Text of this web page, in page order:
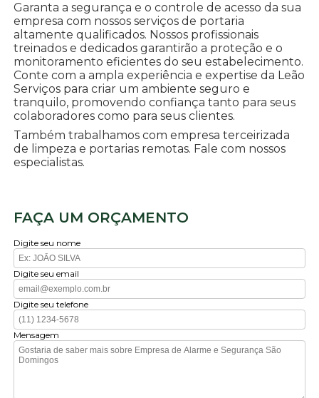
Garanta a segurança e o controle de acesso da sua
empresa com nossos serviços de portaria
altamente qualificados. Nossos profissionais
treinados e dedicados garantirão a proteção e o
monitoramento eficientes do seu estabelecimento.
Conte com a ampla experiência e expertise da Leão
Serviços para criar um ambiente seguro e
tranquilo, promovendo confiança tanto para seus
colaboradores como para seus clientes.
Também trabalhamos com empresa terceirizada
de limpeza e portarias remotas. Fale com nossos
especialistas.
FAÇA UM ORÇAMENTO
Digite seu nome
Digite seu email
Digite seu telefone
Mensagem